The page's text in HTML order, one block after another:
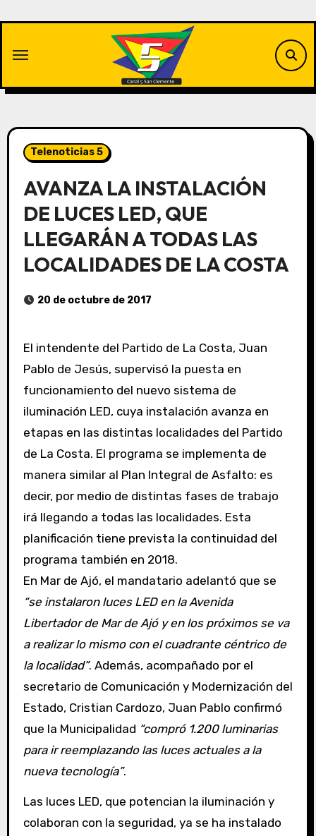
contenido
Telenoticias 5
AVANZA LA INSTALACIÓN
DE LUCES LED, QUE
LLEGARÁN A TODAS LAS
LOCALIDADES DE LA COSTA
20 de octubre de 2017
El intendente del Partido de La Costa, Juan
Pablo de Jesús, supervisó la puesta en
funcionamiento del nuevo sistema de
iluminación LED, cuya instalación avanza en
etapas en las distintas localidades del Partido
de La Costa. El programa se implementa de
manera similar al Plan Integral de Asfalto: es
decir, por medio de distintas fases de trabajo
irá llegando a todas las localidades. Esta
planificación tiene prevista la continuidad del
programa también en 2018.
En Mar de Ajó, el mandatario adelantó que se
“se instalaron luces LED en la Avenida
Libertador de Mar de Ajó y en los próximos se va
a realizar lo mismo con el cuadrante céntrico de
la localidad”. Además, acompañado por el
secretario de Comunicación y Modernización del
Estado, Cristian Cardozo, Juan Pablo confirmó
que la Municipalidad “compró 1.200 luminarias
para ir reemplazando las luces actuales a la
nueva tecnología”.
Las luces LED, que potencian la iluminación y
colaboran con la seguridad, ya se ha instalado